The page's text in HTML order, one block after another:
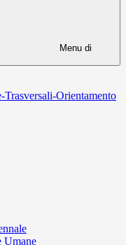
Menu di
Orientamento
Umane